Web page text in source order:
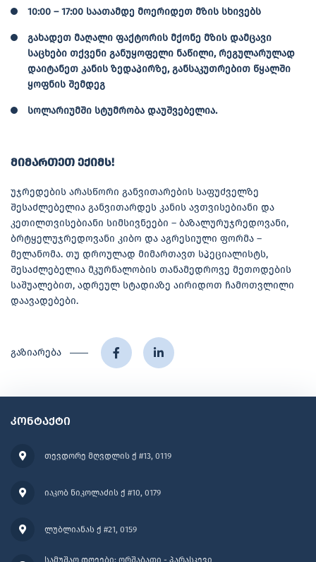
10:00 – 17:00 საათამდე მოერიდეთ მზის სხივებს
გახადეთ მაღალი ფაქტორის მქონე მზის დამცავი
საცხები თქვენი განუყოფელი ნაწილი, რეგულარულად
დაიტანეთ კანის ზედაპირზე, განსაკუთრებით წყალში
ყოფნის შემდეგ
სოლარიუმში სტუმრობა დაუშვებელია.
მიმართეთ ექიმს!
უჯრედების არასწორი განვითარების საფუძველზე
შესაძლებელია განვითარდეს კანის ავთვისებიანი და
კეთილთვისებიანი სიმსივნეები – ბაზალურუჯრედოვანი,
ბრტყელუჯრედოვანი კიბო და აგრესიული ფორმა –
მელანომა. თუ დროულად მიმართავთ სპეციალისტს,
შესაძლებელია მკურნალობის თანამედროვე მეთოდების
საშუალებით, ადრეულ სტადიაზე აირიდოთ ჩამოთვლილი
დაავადებები.
გაზიარება
კონტაქტი
თევდორე მღვდლის ქ #13, 0119
იაკობ ნიკოლაძის ქ #10, 0179
ლუბლიანას ქ #21, 0159